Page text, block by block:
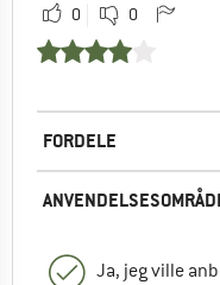
0 0
FORDELE
Ja, jeg ville